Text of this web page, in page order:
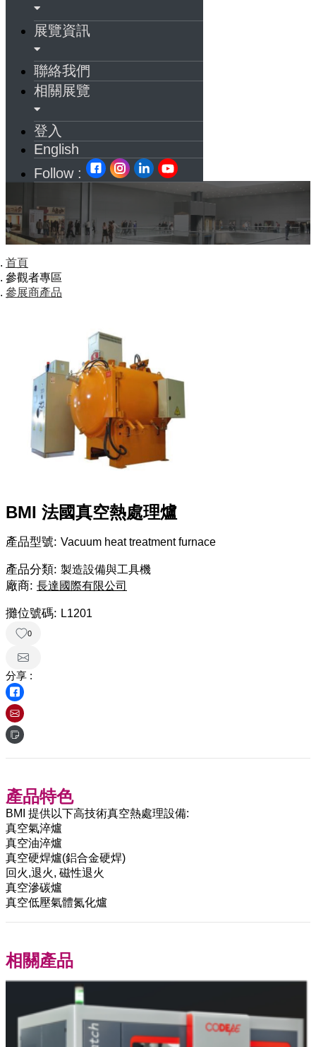
展覽資訊
聯絡我們
相關展覽
登入
English
Follow :
首頁
參觀者專區
參展商產品
BMI 法國真空熱處理爐
產品型號: Vacuum heat treatment furnace
產品分類: 製造設備與工具機
廠商: 長達國際有限公司
攤位號碼: L1201
0
分享 :
產品特色
BMI 提供以下高技術真空熱處理設備:
真空氣淬爐
真空油淬爐
真空硬焊爐(鋁合金硬焊)
回火,退火, 磁性退火
真空滲碳爐
真空低壓氣體氮化爐
相關產品